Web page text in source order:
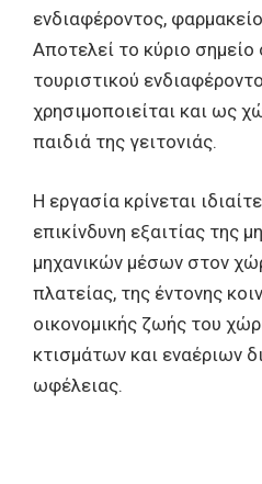
ενδιαφέροντος,
Αποτελεί το κύριο σημείο
τουριστικού
χρησιμοποιείται και ως
παιδιά της γειτονιάς.
Η εργασία κρίνεται
επικίνδυνη εξαιτίας της
μηχανικών μέσων στον
πλατείας, της έντονης
οικονομικής ζωής του
κτισμάτων και εναέριων
ωφέλειας.